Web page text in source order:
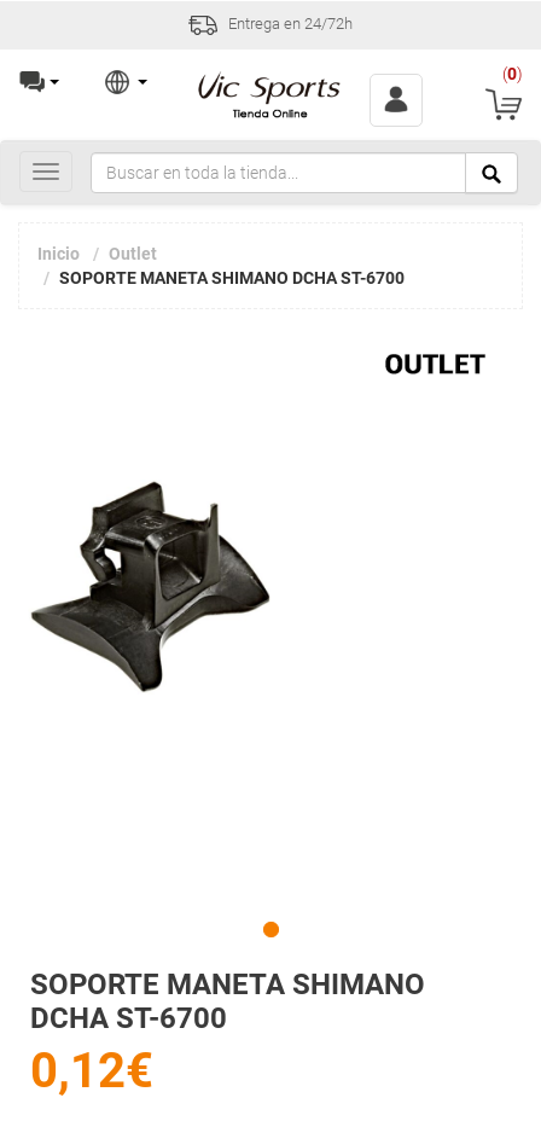
Entrega en 24/72h
(0)
Toggle
navigation
Inicio
Outlet
SOPORTE MANETA SHIMANO DCHA ST-6700
SOPORTE MANETA SHIMANO
DCHA ST-6700
0,12€